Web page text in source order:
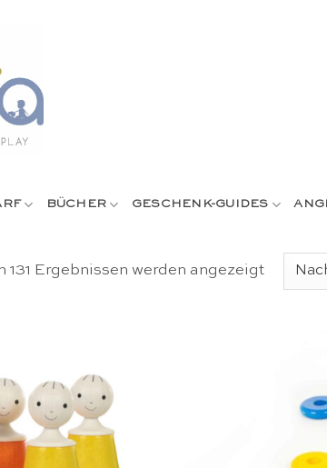
BÜCHER GESCHENK-GUIDES
131 Ergebnissen werden angezeigtNach